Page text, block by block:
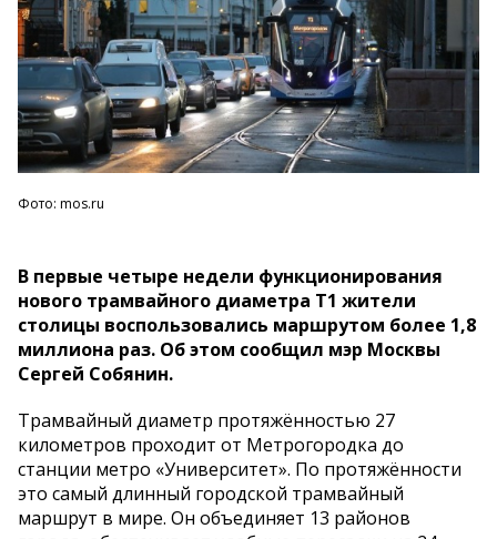
Фото: mos.ru
В первые четыре недели функционирования
нового трамвайного диаметра Т1 жители
столицы воспользовались маршрутом более 1,8
миллиона раз. Об этом сообщил мэр Москвы
Сергей Собянин.
Трамвайный диаметр протяжённостью 27
километров проходит от Метрогородка до
станции метро «Университет». По протяжённости
это самый длинный городской трамвайный
маршрут в мире. Он объединяет 13 районов